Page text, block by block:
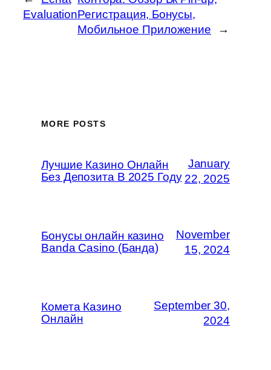
EvaluationРегистрация, Бонусы,
Мобильное Приложение
→
MORE POSTS
Лучшие Казино Онлайн
Без Депозита В 2025 Году
January
22, 2025
Бонусы онлайн казино
Banda Casino (Банда)
November
15, 2024
Комета Казино
Онлайн
September 30,
2024